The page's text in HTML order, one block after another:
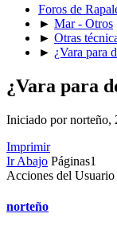
Foros de
► Mar - Otros
► Otras
► ¿Vara para
¿Vara para
Iniciado por norteño,
Imprimir
Ir Abajo Páginas1
Acciones del Usuario
norteño